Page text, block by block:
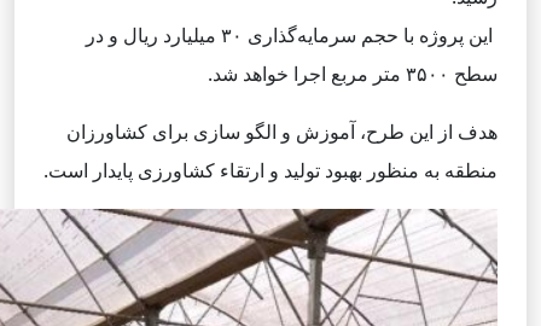
این پروژه با حجم سرمایه‌گذاری ۳۰ میلیارد ریال و در
سطح ۳۵۰۰ متر مربع اجرا خواهد شد.
هدف از این طرح، آموزش و الگو سازی برای کشاورزان
منطقه به منظور بهبود تولید و ارتقاء کشاورزی پایدار است.